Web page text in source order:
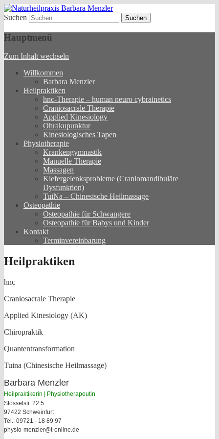
Naturheilpraxis Barbara
Menzler
Physhiotherapie – Krankengymnastik –
Heilpraktiken
Suchen
Hauptmenü
Zum Inhalt wechseln
Willkommen
Barbara Menzler
Heilpraktiken
hnc-Therapie – human neuro cybrainetics
Craniosacrale Therapie
Applied Kinesiology
Ohrakupunktur
Kinesiologisches Tapen
Physiotherapie
Krankengymnastik
Manuelle Therapie
Massagen
Kiefergelenksprobleme (Craniomandibuläre
Dysfunktion)
TuiNa – Chinesische Heilmassage
Osteopathie
Osteopathie für Schwangere
Osteopathie für Babys und Kinder
Kontakt
Terminvereinbarung
Heilpraktiken
hnc
Craniosacrale Therapie
Applied Kinesiology (AK)
Chiropraktik
Quantentransformation
Tuina (Chinesische Heilmassage)
Barbara Menzler
Heilpraktikerin | Physiotherapeutin
Stösselstr. 22.5
97422 Schweinfurt
Tel.: 09721 - 18 89 97
physio-menzler@t-online.de